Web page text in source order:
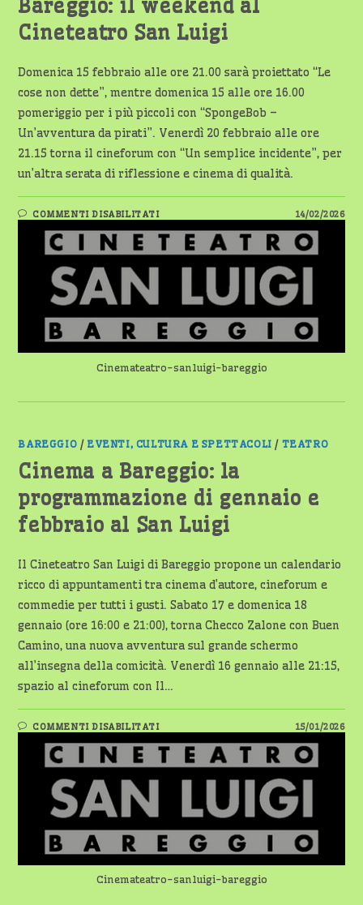
GARA
CICLISTICA
–
MERCOLEDÌ
2026
Bareggio: il weekend al
Cineteatro San Luigi
Domenica 15 febbraio alle ore 21.00 sarà proiettato “Le
cose non dette”, mentre domenica 15 alle ore 16.00
pomeriggio per i più piccoli con “SpongeBob –
Un’avventura da pirati”. Venerdì 20 febbraio alle ore
21.15 torna il cineforum con “Un semplice incidente”, per
un’altra serata di riflessione e cinema di qualità.
COMMENTI DISABILITATISU
BAREGGIO:
IL
WEEKEND
AL
CINETEATRO
14/02/2026
Cinemateatro-sanluigi-bareggio
BAREGGIO / EVENTI, CULTURA E SPETTACOLI / TEATRO
Cinema a Bareggio: la
programmazione di gennaio e
febbraio al San Luigi
Il Cineteatro San Luigi di Bareggio propone un calendario
ricco di appuntamenti tra cinema d’autore, cineforum e
commedie per tutti i gusti. Sabato 17 e domenica 18
gennaio (ore 16:00 e 21:00), torna Checco Zalone con Buen
Camino, una nuova avventura sul grande schermo
all’insegna della comicità. Venerdì 16 gennaio alle 21:15,
spazio al cineforum con Il…
COMMENTI DISABILITATISU
CINEMA
A
BAREGGIO:
LA
PROGRAMMAZIONE
FEBBRAIO
AL
SAN
LUIGI
15/01/2026
Cinemateatro-sanluigi-bareggio